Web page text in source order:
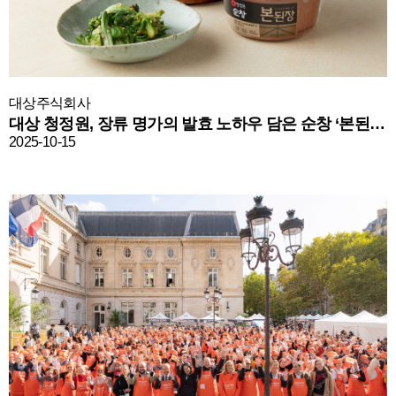
대상주식회사
대상 청정원, 장류 명가의 발효 노하우 담은 순창 ‘본된장’ 출시
2025-10-15